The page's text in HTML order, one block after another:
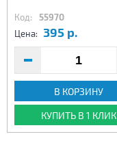
Код: 55970
Цена: 395 р.
В КОРЗИНУ
КУПИТЬ В 1 КЛИК